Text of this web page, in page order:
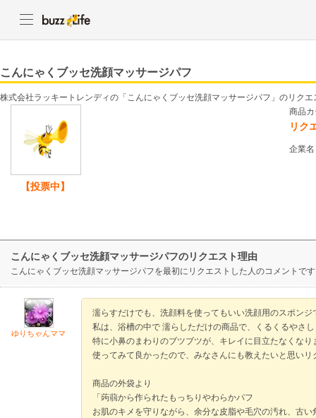
こんにゃくブッセ洗顔マッサージパフ
株式会社ラッキートレンディの「こんにゃくブッセ洗顔マッサージパフ」のリク
【投票中】
商品
リク
企業
こんにゃくブッセ洗顔マッサージパフのリクエスト理由
こんにゃくブッセ洗顔マッサージパフを最初にリクエストした人のコメントで
ゆりちゃんママ
濡らすだけでも、洗顔料を使ってもいい洗顔用のスポンジ
私は、浴槽の中で 濡らしただけの商品で、くるくるやさ
特に小鼻のまわりのブツブツが、キレイに目立たなくなり
使ってみて良かったので、みなさんにも教えたいと思いリ
商品の外袋より
「蒟蒻から作られたもっちりやわらかパフ
お肌のキメを守りながら、余分な皮脂や毛穴の汚れ、古